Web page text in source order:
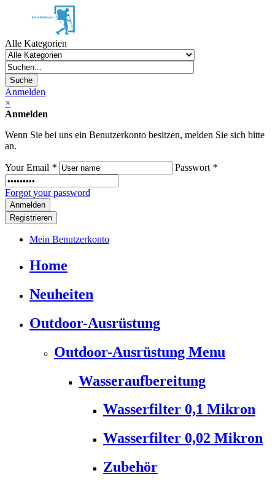
Alle Kategorien
Suche
Anmelden
×
Anmelden
Wenn Sie bei uns ein Benutzerkonto besitzen, melden Sie sich bitte
an.
Your Email * Passwort *
Forgot your password
Registrieren
Mein Benutzerkonto
Home
Neuheiten
Outdoor-Ausrüstung
Outdoor-Ausrüstung Menu
Wasseraufbereitung
Wasserfilter 0,1 Mikron
Wasserfilter 0,02 Mikron
Zubehör